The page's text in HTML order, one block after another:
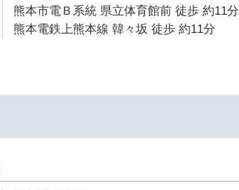
熊本市電Ｂ系統 県立体育館前 徒歩 約11分
熊本電鉄上熊本線 韓々坂 徒歩 約11分